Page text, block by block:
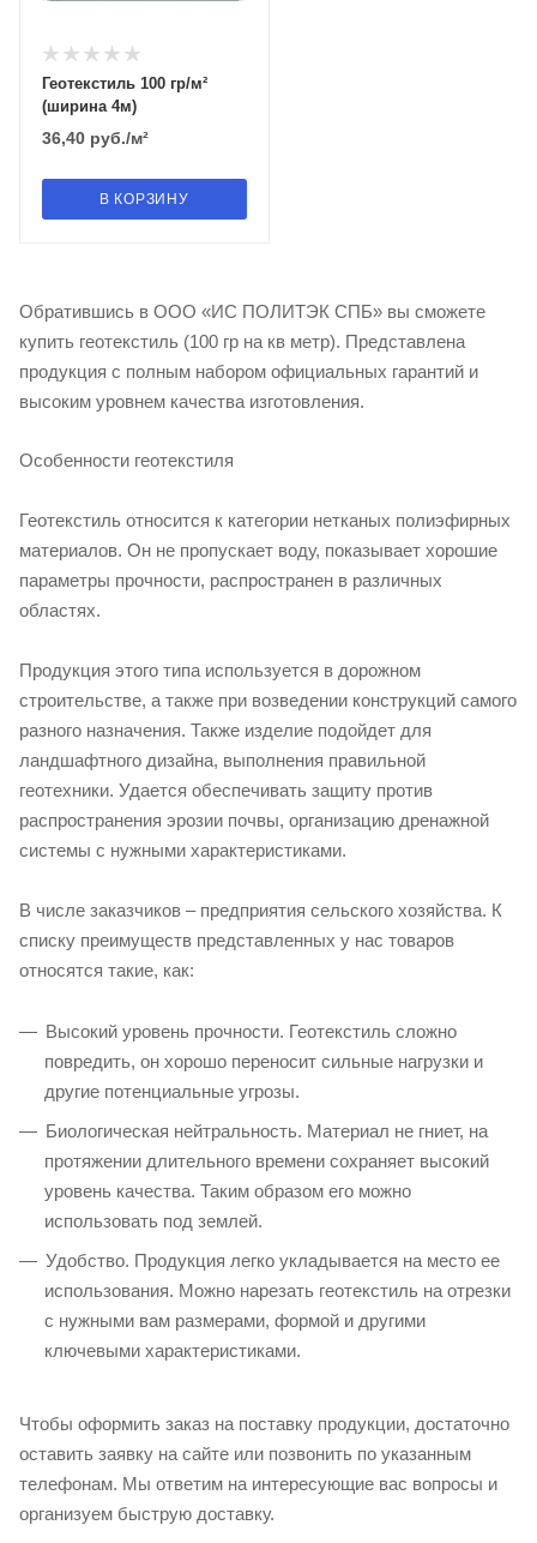
Геотекстиль 100 гр/м²
(ширина 4м)
36,40 руб./м²
В КОРЗИНУ
Обратившись в ООО «ИС ПОЛИТЭК СПБ» вы сможете
купить геотекстиль (100 гр на кв метр). Представлена
продукция с полным набором официальных гарантий и
высоким уровнем качества изготовления.
Особенности геотекстиля
Геотекстиль относится к категории нетканых полиэфирных
материалов. Он не пропускает воду, показывает хорошие
параметры прочности, распространен в различных
областях.
Продукция этого типа используется в дорожном
строительстве, а также при возведении конструкций самого
разного назначения. Также изделие подойдет для
ландшафтного дизайна, выполнения правильной
геотехники. Удается обеспечивать защиту против
распространения эрозии почвы, организацию дренажной
системы с нужными характеристиками.
В числе заказчиков – предприятия сельского хозяйства. К
списку преимуществ представленных у нас товаров
относятся такие, как:
Высокий уровень прочности. Геотекстиль сложно
повредить, он хорошо переносит сильные нагрузки и
другие потенциальные угрозы.
Биологическая нейтральность. Материал не гниет, на
протяжении длительного времени сохраняет высокий
уровень качества. Таким образом его можно
использовать под землей.
Удобство. Продукция легко укладывается на место ее
использования. Можно нарезать геотекстиль на отрезки
с нужными вам размерами, формой и другими
ключевыми характеристиками.
Чтобы оформить заказ на поставку продукции, достаточно
оставить заявку на сайте или позвонить по указанным
телефонам. Мы ответим на интересующие вас вопросы и
организуем быструю доставку.